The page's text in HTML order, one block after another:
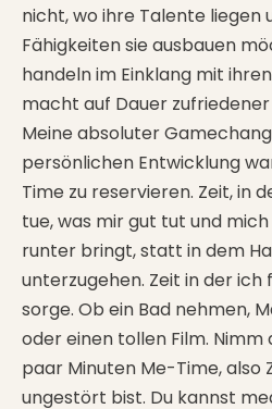
nicht, wo ihre Talente liegen
Fähigkeiten sie ausbauen
handeln im Einklang mit
macht auf Dauer
Meine absoluter
persönlichen Entwicklung
Time zu reservieren. Zeit, in
tue, was mir gut tut und
runter bringt, statt in dem
unterzugehen. Zeit in der
sorge. Ob ein Bad nehmen,
oder einen tollen Film.
paar Minuten Me-Time, also
ungestört bist. Du kannst